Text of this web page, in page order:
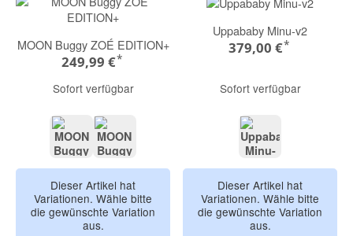
MOON Buggy ZOÉ EDITION+
249,99 €*
Sofort verfügbar
Dieser Artikel hat
Variationen. Wähle bitte
die gewünschte Variation
aus.
Uppababy Minu-v2
379,00 €*
Sofort verfügbar
Dieser Artikel hat
Variationen. Wähle bitte
die gewünschte Variation
aus.